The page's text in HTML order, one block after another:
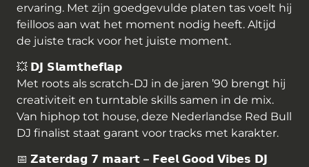
ervaring. Met zijn goedgevulde platen tas voelt hij
feilloos aan wat het moment nodig heeft. Altijd
de juiste track voor het juiste moment.
💥 𝗗𝗝 𝗦𝗹𝗮𝗺𝘁𝗵𝗲𝗳𝗹𝗮𝗽
Met roots als scratch-DJ in de jaren ’90 brengt hij
creativiteit en turntable skills samen in de mix.
Van hiphop tot house, deze Nederlandse Red Bull
DJ finalist staat garant voor tracks met karakter.
📅 𝗭𝗮𝘁𝗲𝗿𝗱𝗮𝗴 𝟳 𝗺𝗮𝗮𝗿𝘁 – 𝗙𝗲𝗲𝗹 𝗚𝗼𝗼𝗱 𝗩𝗶𝗯𝗲𝘀 𝗗𝗝